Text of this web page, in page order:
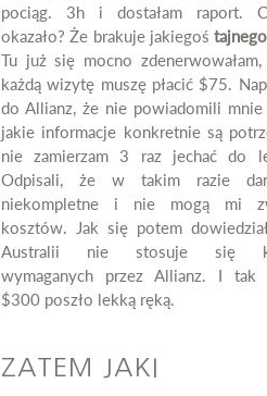
pociąg. 3h i dostałam raport.
okazało? Że brakuje jakiegoś
Tu już się mocno
każdą wizytę muszę płacić $75.
do Allianz, że nie powiadomili
jakie informacje konkretnie są
nie zamierzam 3 raz jechać do
Odpisali, że w takim razie
niekompletne i nie mogą mi
kosztów. Jak się potem
Australii nie stosuje się
wymaganych przez Allianz. I tak
$300 poszło lekką ręką.
ZATEM JAKI